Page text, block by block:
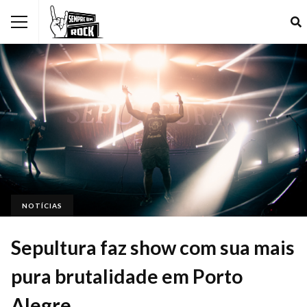
NOTÍCIAS
Sepultura faz show com sua mais
pura brutalidade em Porto